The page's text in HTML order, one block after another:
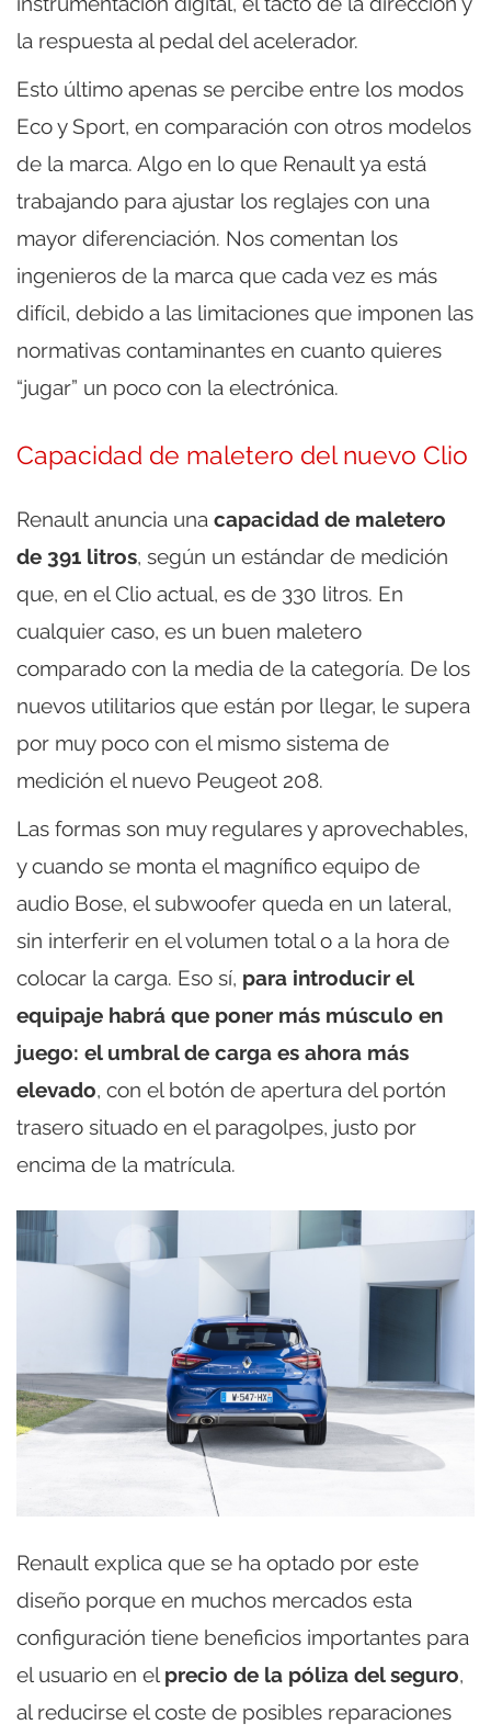
la respuesta al pedal del acelerador.
Esto último apenas se percibe entre los modos
Eco y Sport, en comparación con otros modelos
de la marca. Algo en lo que Renault ya está
trabajando para ajustar los reglajes con una
mayor diferenciación. Nos comentan los
ingenieros de la marca que cada vez es más
difícil, debido a las limitaciones que imponen las
normativas contaminantes en cuanto quieres
“jugar” un poco con la electrónica.
Capacidad de maletero del nuevo Clio
Renault anuncia una capacidad de maletero
de 391 litros, según un estándar de medición
que, en el Clio actual, es de 330 litros. En
cualquier caso, es un buen maletero
comparado con la media de la categoría. De los
nuevos utilitarios que están por llegar, le supera
por muy poco con el mismo sistema de
medición el nuevo Peugeot 208.
Las formas son muy regulares y aprovechables,
y cuando se monta el magnífico equipo de
audio Bose, el subwoofer queda en un lateral,
sin interferir en el volumen total o a la hora de
colocar la carga. Eso sí, para introducir el
equipaje habrá que poner más músculo en
juego: el umbral de carga es ahora más
elevado, con el botón de apertura del portón
trasero situado en el paragolpes, justo por
encima de la matrícula.
Renault explica que se ha optado por este
diseño porque en muchos mercados esta
configuración tiene beneficios importantes para
el usuario en el precio de la póliza del seguro,
al reducirse el coste de posibles reparaciones